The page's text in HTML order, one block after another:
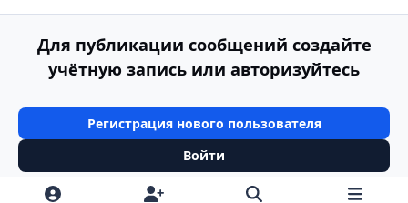
Для публикации сообщений создайте
учётную запись или авторизуйтесь
Регистрация нового пользователя
Войти